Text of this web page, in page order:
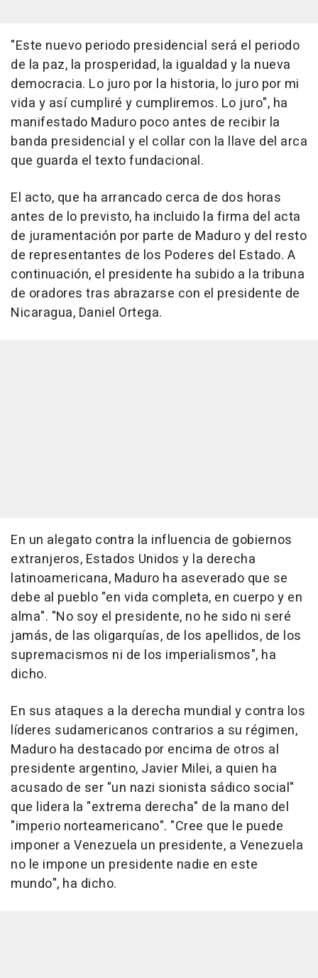
"Este nuevo periodo presidencial será el periodo
de la paz, la prosperidad, la igualdad y la nueva
democracia. Lo juro por la historia, lo juro por mi
vida y así cumpliré y cumpliremos. Lo juro", ha
manifestado Maduro poco antes de recibir la
banda presidencial y el collar con la llave del arca
que guarda el texto fundacional.
El acto, que ha arrancado cerca de dos horas
antes de lo previsto, ha incluido la firma del acta
de juramentación por parte de Maduro y del resto
de representantes de los Poderes del Estado. A
continuación, el presidente ha subido a la tribuna
de oradores tras abrazarse con el presidente de
Nicaragua, Daniel Ortega.
En un alegato contra la influencia de gobiernos
extranjeros, Estados Unidos y la derecha
latinoamericana, Maduro ha aseverado que se
debe al pueblo "en vida completa, en cuerpo y en
alma". "No soy el presidente, no he sido ni seré
jamás, de las oligarquías, de los apellidos, de los
supremacismos ni de los imperialismos", ha
dicho.
En sus ataques a la derecha mundial y contra los
líderes sudamericanos contrarios a su régimen,
Maduro ha destacado por encima de otros al
presidente argentino, Javier Milei, a quien ha
acusado de ser "un nazi sionista sádico social"
que lidera la "extrema derecha" de la mano del
"imperio norteamericano". "Cree que le puede
imponer a Venezuela un presidente, a Venezuela
no le impone un presidente nadie en este
mundo", ha dicho.